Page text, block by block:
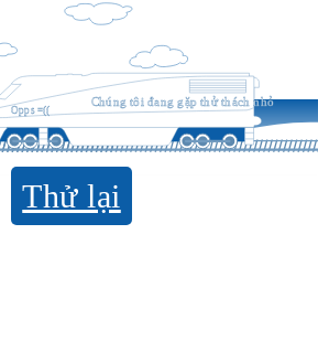
Opps =((
Chúng tôi đang gặp thử thách nhỏ
Thử lại